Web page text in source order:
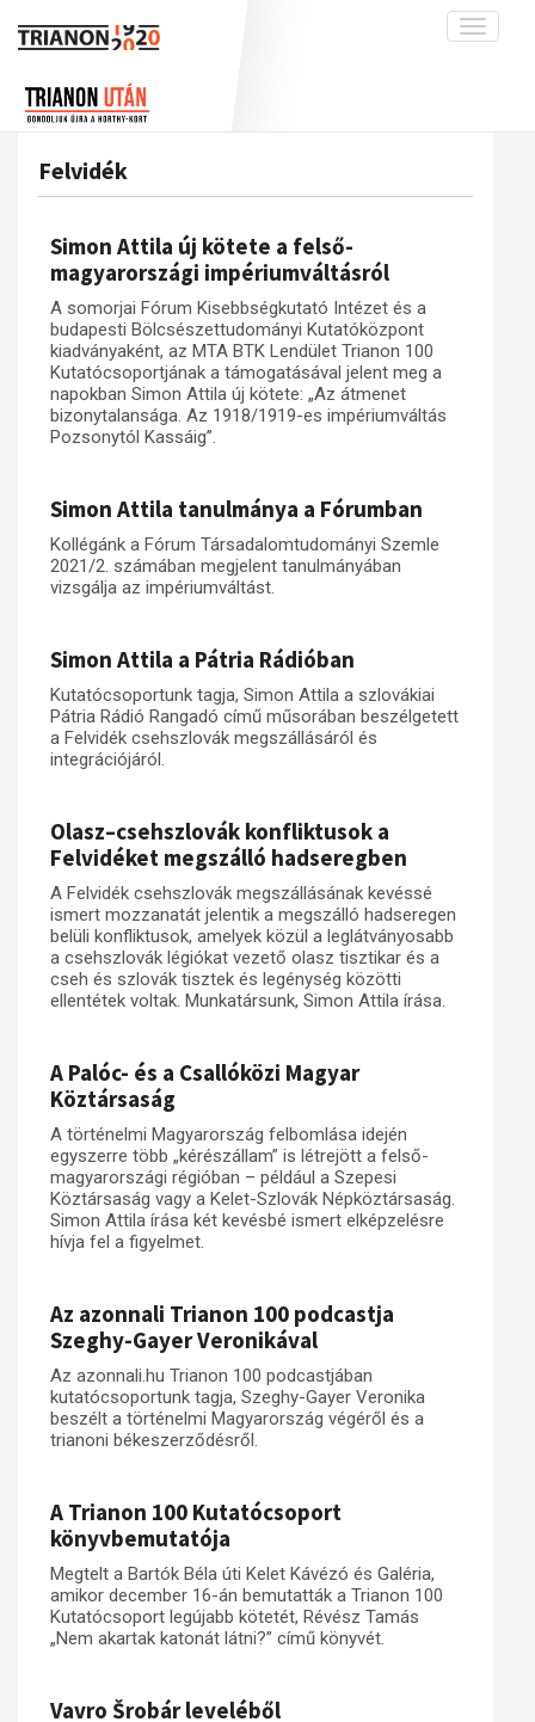
Toggle
A békerendszer megszilárdulása
Galéria
Adatbázis
Emlékművek (feltöltés alatt)
Menekültek
Visszhang
Publikációk
Kapcsolat
Trianon-kommentár
Műhelymunkák
Felvidék
Simon Attila új kötete a felső-
magyarországi impériumváltásról
A somorjai Fórum Kisebbségkutató Intézet és a
budapesti Bölcsészettudományi Kutatóközpont
kiadványaként, az MTA BTK Lendület Trianon 100
Kutatócsoportjának a támogatásával jelent meg a
napokban Simon Attila új kötete: „Az átmenet
bizonytalansága. Az 1918/1919-es impériumváltás
Pozsonytól Kassáig”.
Simon Attila tanulmánya a Fórumban
Kollégánk a Fórum Társadalomtudományi Szemle
2021/2. számában megjelent tanulmányában
vizsgálja az impériumváltást.
Simon Attila a Pátria Rádióban
Kutatócsoportunk tagja, Simon Attila a szlovákiai
Pátria Rádió Rangadó című műsorában beszélgetett
a Felvidék csehszlovák megszállásáról és
integrációjáról.
Olasz–csehszlovák konfliktusok a
Felvidéket megszálló hadseregben
A Felvidék csehszlovák megszállásának kevéssé
ismert mozzanatát jelentik a megszálló hadseregen
belüli konfliktusok, amelyek közül a leglátványosabb
a csehszlovák légiókat vezető olasz tisztikar és a
cseh és szlovák tisztek és legénység közötti
ellentétek voltak. Munkatársunk, Simon Attila írása.
A Palóc- és a Csallóközi Magyar
Köztársaság
A történelmi Magyarország felbomlása idején
egyszerre több „kérészállam” is létrejött a felső-
magyarországi régióban – például a Szepesi
Köztársaság vagy a Kelet-Szlovák Népköztársaság.
Simon Attila írása két kevésbé ismert elképzelésre
hívja fel a figyelmet.
Az azonnali Trianon 100 podcastja
Szeghy-Gayer Veronikával
Az azonnali.hu Trianon 100 podcastjában
kutatócsoportunk tagja, Szeghy-Gayer Veronika
beszélt a történelmi Magyarország végéről és a
trianoni békeszerződésről.
A Trianon 100 Kutatócsoport
könyvbemutatója
Megtelt a Bartók Béla úti Kelet Kávézó és Galéria,
amikor december 16-án bemutatták a Trianon 100
Kutatócsoport legújabb kötetét, Révész Tamás
„Nem akartak katonát látni?” című könyvét.
Vavro Šrobár leveléből